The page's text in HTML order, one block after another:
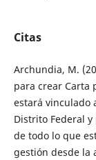
Citas
Archundia, M.
para crear Carta
estará vinculado
Distrito Federal
de todo lo que
gestión desde la